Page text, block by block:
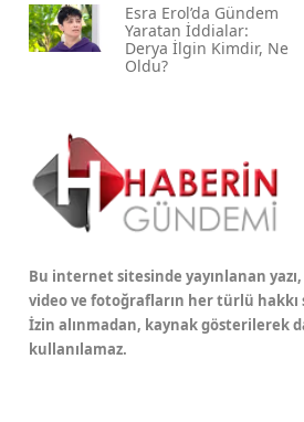
Esra Erol’da Gündem
Yaratan İddialar:
Derya İlgin Kimdir, Ne
Oldu?
Bu internet sitesinde yayınlanan
video ve fotoğrafların her türlü hakkı
İzin alınmadan, kaynak gösterilerek
kullanılamaz.